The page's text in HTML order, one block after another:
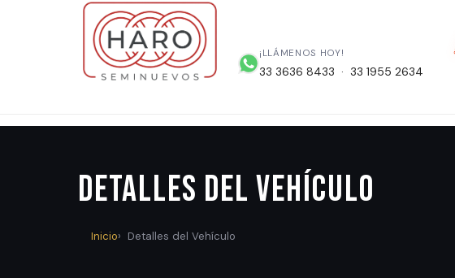
¡LLÁMENOS HOY!
33 3636 8433 · 33 1955 2634
Detalles del Vehículo
Inicio Detalles del Vehículo